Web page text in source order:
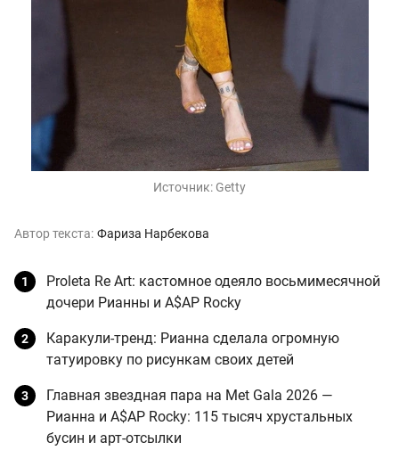
Источник: Getty
Автор текста: Фариза Нарбекова
Proleta Re Art: кастомное одеяло восьмимесячной
дочери Рианны и A$AP Rocky
Каракули-тренд: Рианна сделала огромную
татуировку по рисункам своих детей
Главная звездная пара на Met Gala 2026 —
Рианна и A$AP Rocky: 115 тысяч хрустальных
бусин и арт-отсылки